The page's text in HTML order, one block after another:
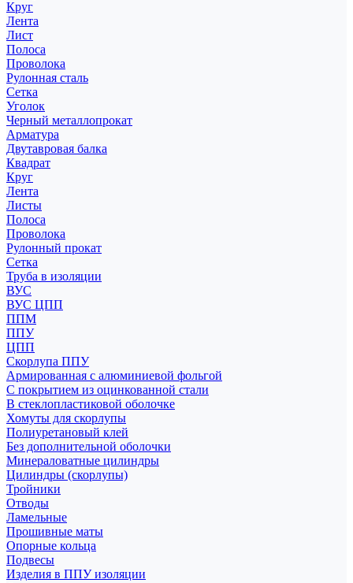
Круг
Лента
Лист
Полоса
Проволока
Рулонная сталь
Сетка
Уголок
Черный металлопрокат
Арматура
Двутавровая балка
Квадрат
Круг
Лента
Листы
Полоса
Проволока
Рулонный прокат
Сетка
Труба в изоляции
ВУС
ВУС ЦПП
ППМ
ППУ
ЦПП
Скорлупа ППУ
Армированная с алюминиевой фольгой
С покрытием из оцинкованной стали
В стеклопластиковой оболочке
Хомуты для скорлупы
Полиуретановый клей
Без дополнительной оболочки
Минераловатные цилиндры
Цилиндры (скорлупы)
Тройники
Отводы
Ламельные
Прошивные маты
Опорные кольца
Подвесы
Изделия в ППУ изоляции